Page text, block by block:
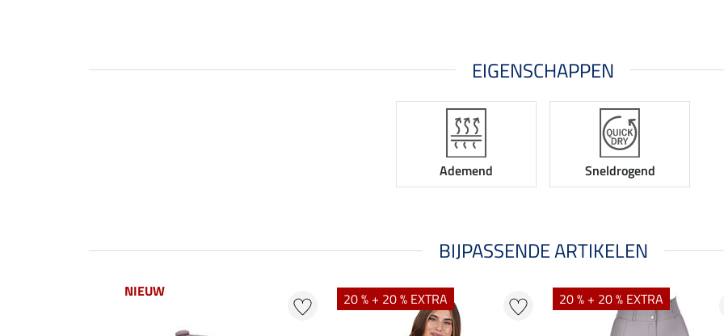
EIGENSCHAPPEN
Ademend Sneldrogend
BIJPASSENDE ARTIKELEN
NIEUW 20 % + 20 % EXTRA 20 % + 20 % EXTRA